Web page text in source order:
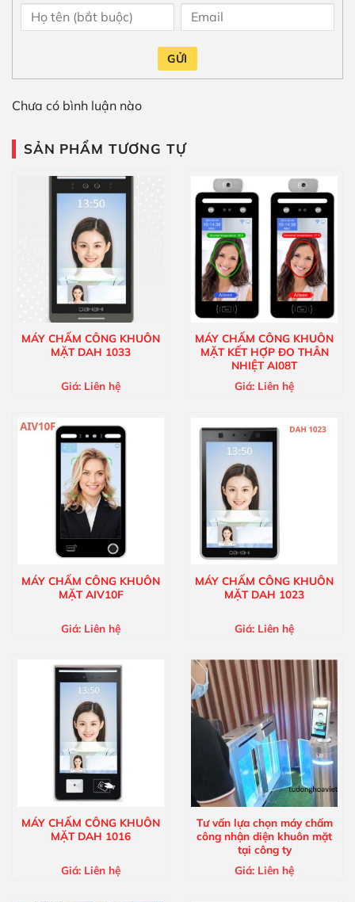
GỬI
Chưa có bình luận nào
SẢN PHẨM TƯƠNG TỰ
MÁY CHẤM CÔNG KHUÔN
MẶT DAH 1033
Giá: Liên hệ
MÁY CHẤM CÔNG KHUÔN
MẶT KẾT HỢP ĐO THÂN
NHIỆT AI08T
Giá: Liên hệ
MÁY CHẤM CÔNG KHUÔN
MẶT AIV10F
Giá: Liên hệ
MÁY CHẤM CÔNG KHUÔN
MẶT DAH 1023
Giá: Liên hệ
MÁY CHẤM CÔNG KHUÔN
MẶT DAH 1016
Giá: Liên hệ
Tư vấn lựa chọn máy chấm
công nhận diện khuôn mặt
tại công ty
Giá: Liên hệ